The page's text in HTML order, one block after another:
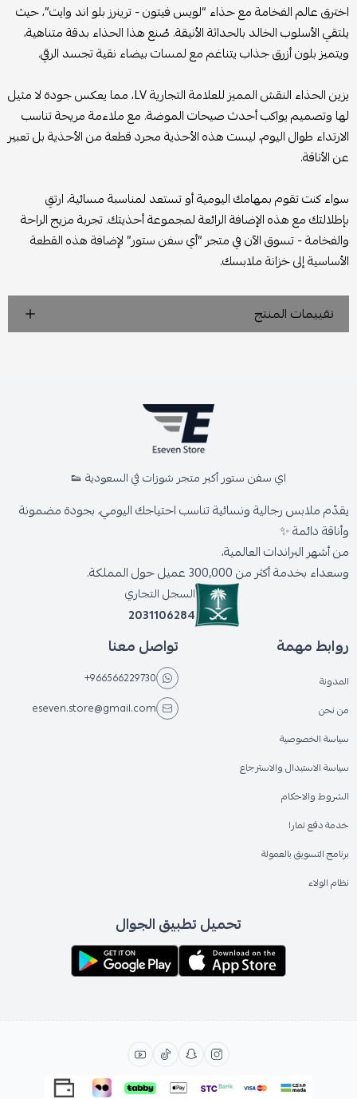
اخترق عالم الفخامة مع حذاء “لويس فيتون - ترينرز بلو اند وايت”، حيث
يلتقي الأسلوب الخالد بالحداثة الأنيقة. صُنع هذا الحذاء بدقة متناهية،
ويتميز بلون أزرق جذاب يتناغم مع لمسات بيضاء نقية تجسد الرقي.
يزين الحذاء النقش المميز للعلامة التجارية LV، مما يعكس جودة لا مثيل
لها وتصميم يواكب أحدث صيحات الموضة. مع ملاءمة مريحة تناسب
الارتداء طوال اليوم، ليست هذه الأحذية مجرد قطعة من الأحذية بل تعبير
عن الأناقة.
سواء كنت تقوم بمهامك اليومية أو تستعد لمناسبة مسائية، ارتقِ
بإطلالتك مع هذه الإضافة الرائعة لمجموعة أحذيتك. تجربة مزيج الراحة
والفخامة - تسوق الآن في متجر “أي سفن ستور” لإضافة هذه القطعة
الأساسية إلى خزانة ملابسك.
تقييمات المنتج
اي سفن ستور أكبر متجر شوزات في السعودية 👟
يقدّم ملابس رجالية ونسائية تناسب احتياجك اليومي، بجودة مضمونة
وأناقة دائمة ✨
من أشهر البراندات العالمية،
وسعداء بخدمة أكثر من 300,000 عميل حول المملكة.
السجل التجاري
2031106284
روابط مهمة
المدونة
من نحن
سياسة الخصوصية
سياسة الاستبدال والاسترجاع
الشروط والاحكام
خدمة دفع تمارا
برنامج التسويق بالعمولة
نظام الولاء
تواصل معنا
+966566229730
eseven.store@gmail.com
تحميل تطبيق الجوال